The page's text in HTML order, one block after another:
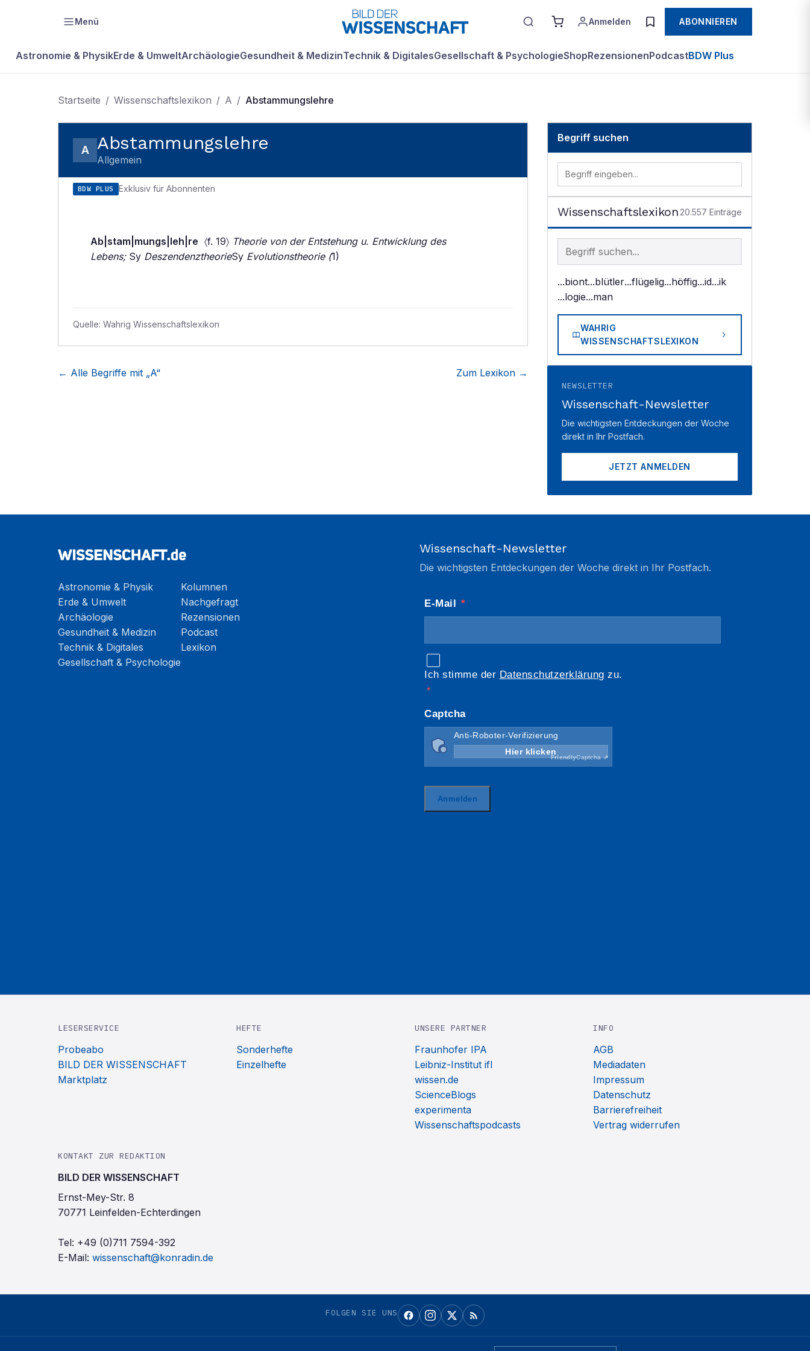
Menü Anmelden ABONNIEREN
Astronomie & PhysikErde & UmweltArchäologieGesundheit & MedizinTechnik & DigitalesGesellschaft & PsychologieShopRezensionenPodcastBDW Plus
Startseite / Wissenschaftslexikon / A / Abstammungslehre
A Abstammungslehre
Allgemein
BDW PLUS Exklusiv für Abonnenten
Ab|stam|mungs|leh|re 〈f. 19〉 Theorie von der Entstehung u. Entwicklung des
Lebens;Sy DeszendenztheorieSy Evolutionstheorie (1)
Quelle: Wahrig Wissenschaftslexikon
← Alle Begriffe mit „A“ Zum Lexikon →
Begriff suchen
Wissenschaftslexikon 20.557 Einträge
Begriff im Lexikon suchen
...biont...blütler...flügelig...höffig...id...ik
...logie...man
WAHRIG
WISSENSCHAFTSLEXIKON
NEWSLETTER
Wissenschaft-Newsletter
Die wichtigsten Entdeckungen der Woche
direkt in Ihr Postfach.
JETZT ANMELDEN
Astronomie & Physik
Erde & Umwelt
Archäologie
Gesundheit & Medizin
Technik & Digitales
Gesellschaft & Psychologie
Kolumnen
Nachgefragt
Rezensionen
Podcast
Lexikon
Wissenschaft-Newsletter
Die wichtigsten Entdeckungen der Woche direkt in Ihr Postfach.
LESERSERVICE
Probeabo
BILD DER WISSENSCHAFT
Marktplatz
HEFTE
Sonderhefte
Einzelhefte
UNSERE PARTNER
Fraunhofer IPA
Leibniz-Institut ifl
wissen.de
ScienceBlogs
experimenta
Wissenschaftspodcasts
INFO
AGB
Mediadaten
Impressum
Datenschutz
Barrierefreiheit
Vertrag widerrufen
KONTAKT ZUR REDAKTION
BILD DER WISSENSCHAFT
Ernst-Mey-Str. 8
70771 Leinfelden-Echterdingen
Tel: +49 (0)711 7594-392
E-Mail: wissenschaft@konradin.de
FOLGEN SIE UNS